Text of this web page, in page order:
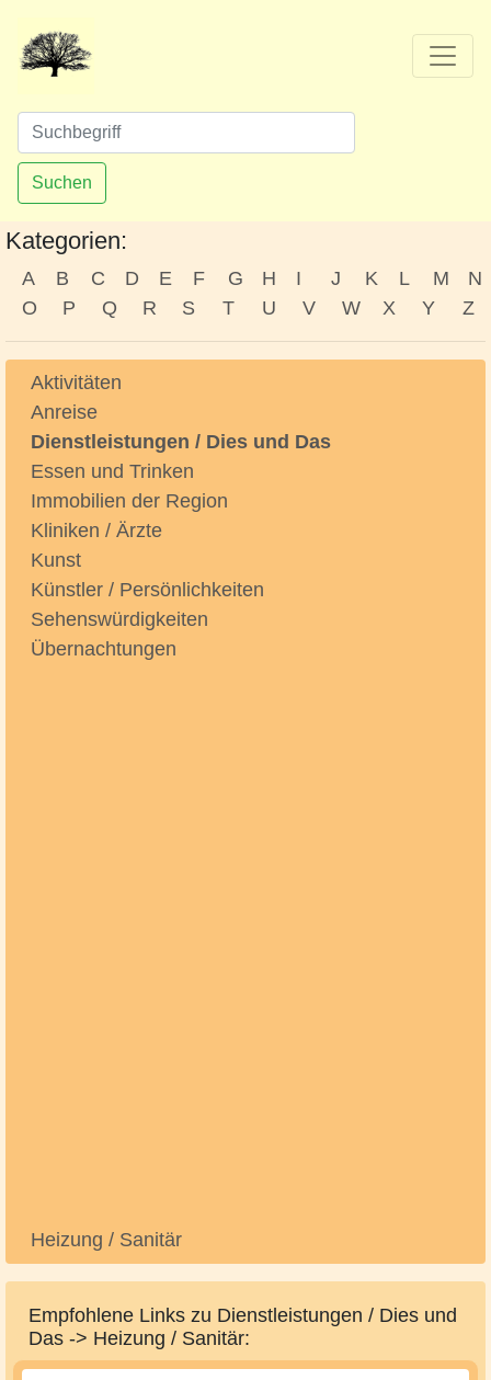
Suchen
Kategorien:
A B C D E F G H I J K L M
N
O
P Q R S T U V W X Y Z
Aktivitäten
Anreise
Dienstleistungen / Dies und Das
Essen und Trinken
Immobilien der Region
Kliniken / Ärzte
Kunst
Künstler / Persönlichkeiten
Sehenswürdigkeiten
Übernachtungen
Heizung / Sanitär
Empfohlene Links zu Dienstleistungen / Dies und
Das -> Heizung / Sanitär: